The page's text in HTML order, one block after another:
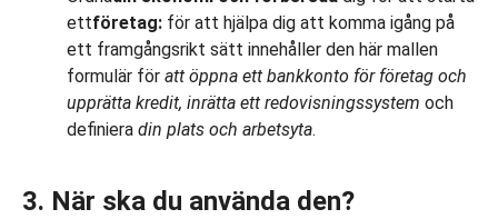
ettföretag: för att hjälpa dig att komma igång på
ett framgångsrikt sätt innehåller den här mallen
formulär för att öppna ett bankkonto för företag och
upprätta kredit, inrätta ett redovisningssystem och
definiera din plats och arbetsyta.
3. När ska du använda den?